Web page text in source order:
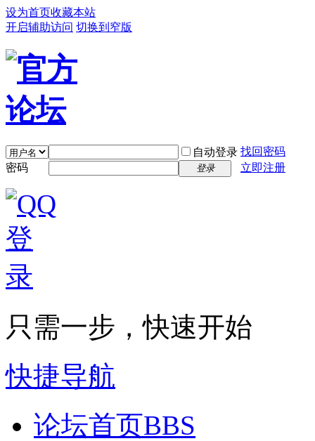
设为首页收藏本站
开启辅助访问 切换到窄版
自动登录 找回密码
密码
登录 立即注册
只需一步，快速开始
快捷导航
论坛首页BBS